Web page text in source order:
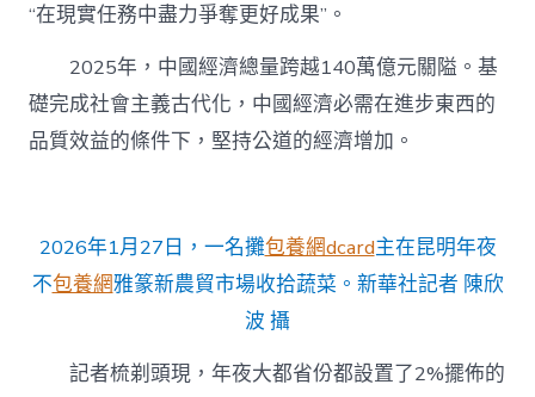
“在現實任務中盡力爭奪更好成果”。
2025年，中國經濟總量跨越140萬億元關隘。基
礎完成社會主義古代化，中國經濟必需在進步東西的
品質效益的條件下，堅持公道的經濟增加。
2026年1月27日，一名攤包養網dcard主在昆明年夜
不包養網雅篆新農貿市場收拾蔬菜。新華社記者 陳欣
波 攝
記者梳剃頭現，年夜大都省份都設置了2%擺佈的